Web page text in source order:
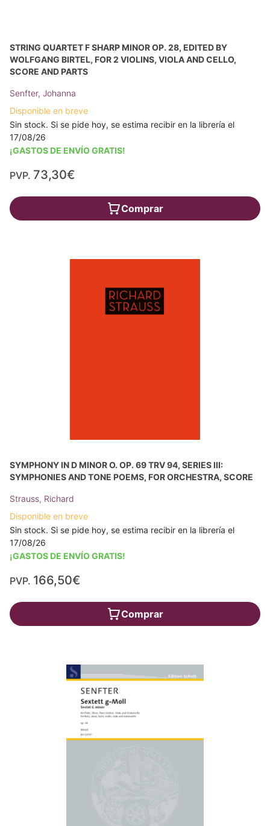
STRING QUARTET F SHARP MINOR OP. 28, EDITED BY
WOLFGANG BIRTEL, FOR 2 VIOLINS, VIOLA AND CELLO,
SCORE AND PARTS
Senfter, Johanna
Disponible en breve
Sin stock. Si se pide hoy, se estima recibir en la librería el
17/08/26
¡GASTOS DE ENVÍO GRATIS!
PVP. 73,30€
Comprar
SYMPHONY IN D MINOR O. OP. 69 TRV 94, SERIES III:
SYMPHONIES AND TONE POEMS, FOR ORCHESTRA, SCORE
Strauss, Richard
Disponible en breve
Sin stock. Si se pide hoy, se estima recibir en la librería el
17/08/26
¡GASTOS DE ENVÍO GRATIS!
PVP. 166,50€
Comprar